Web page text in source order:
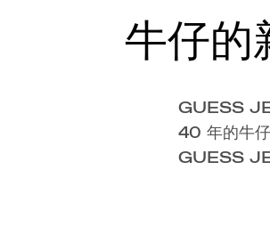
牛仔的
GUESS
40 年的牛
GUESS
发展和前沿
牛仔服饰，完